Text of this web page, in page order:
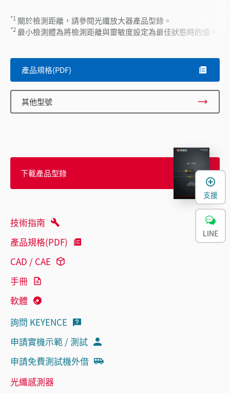
*1 關於檢測距離，請參閱光纖放大器產品型錄。
*2 最小檢測體為將檢測距離與靈敏度設定為最佳狀態時的值。
產品規格(PDF)
其他型號
下載產品型錄
技術指南
產品規格(PDF)
CAD / CAE
手冊
軟體
詢問 KEYENCE
申請實機示範 / 測試
申請免費測試機外借
光纖感測器
支援
LINE